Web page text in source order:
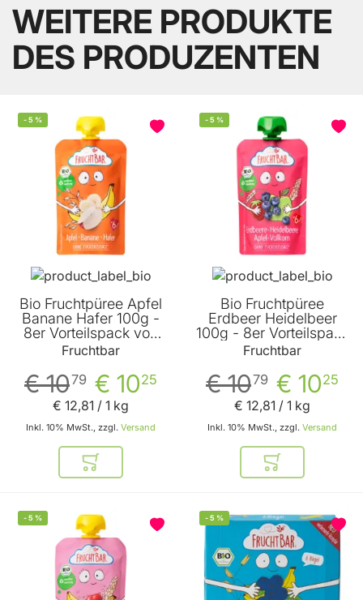
WEITERE PRODUKTE
DES PRODUZENTEN
-5 %
Bio Fruchtpüree Apfel
Banane Hafer 100g -
8er Vorteilspack von
Fruchtbar
Fruchtbar
€ 1025
€ 1079
Inkl. 10% MwSt., zzgl. Versand
€ 12,81 / 1 kg
In den Warenkorb
-5 %
Bio Fruchtpüree
Erdbeer Heidelbeer
100g - 8er Vorteilspack
von Fruchtbar
Fruchtbar
€ 1025
€ 1079
Inkl. 10% MwSt., zzgl. Versand
€ 12,81 / 1 kg
In den
-5 % -5 %